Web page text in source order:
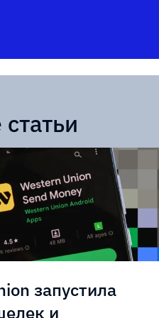
запустила
и